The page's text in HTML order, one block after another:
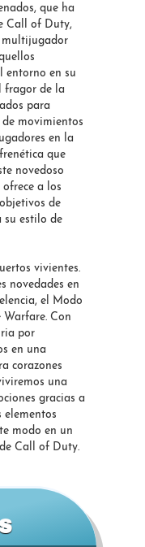
que ha
Call of Duty,
multijugador
entorno en su
fragor de la
para
movimientos
en la
que
novedoso
a los
de
su estilo de
vivientes.
novedades en
el Modo
Con
por
en una
corazones
una
gracias a
elementos
modo en un
Call of Duty.